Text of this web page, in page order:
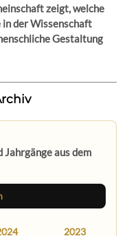
zeigt, welche
der Wissenschaft
Gestaltung
Jahrgänge aus dem
2023